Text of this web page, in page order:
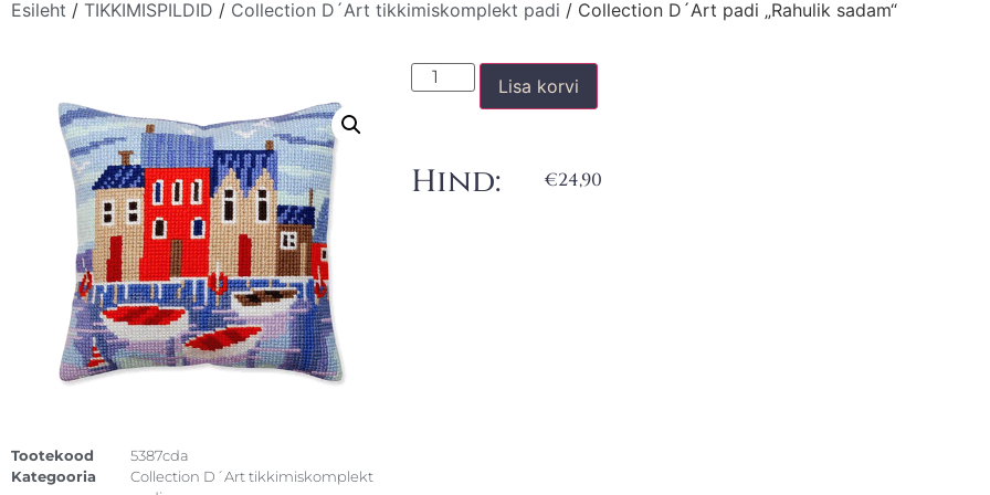
Esileht / TIKKIMISPILDID / Collection D´Art tikkimiskomplekt padi / Collection D´Art padi „Rahulik sadam“
Tootekood
5387cda
Kategooria
Collection D´Art tikkimiskomplekt
Lisa korvi
Hind: €24,90